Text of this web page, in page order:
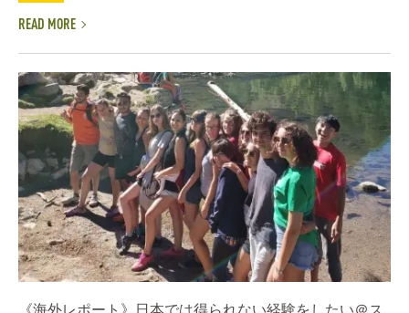
READ MORE
《海外レポート》日本では得られない経験をしたい＠ス